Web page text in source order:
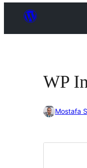
WP
Mostafa